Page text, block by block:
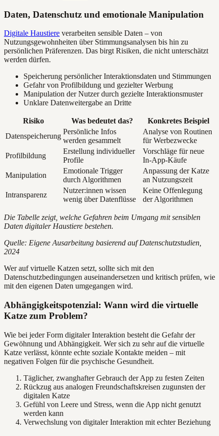
Daten, Datenschutz und emotionale Manipulation
Digitale Haustiere verarbeiten sensible Daten – von
Nutzungsgewohnheiten über Stimmungsanalysen bis hin zu
persönlichen Präferenzen. Das birgt Risiken, die nicht unterschätzt
werden dürfen.
Speicherung persönlicher Interaktionsdaten und Stimmungen
Gefahr von Profilbildung und gezielter Werbung
Manipulation der Nutzer durch gezielte Interaktionsmuster
Unklare Datenweitergabe an Dritte
Risiko Was bedeutet das?
Konkretes Beispiel
Datenspeicherung
Persönliche Infos
werden gesammelt
Analyse von Routinen
für Werbezwecke
Profilbildung
Erstellung individueller
Profile
Vorschläge für neue
In-App-Käufe
Manipulation
Emotionale Trigger
durch Algorithmen
Anpassung der Katze
an Nutzungszeit
Intransparenz
Nutzer:innen wissen
wenig über Datenflüsse
Keine Offenlegung
der Algorithmen
Die Tabelle zeigt, welche Gefahren beim Umgang mit sensiblen
Daten digitaler Haustiere bestehen.
Quelle: Eigene Ausarbeitung basierend auf Datenschutzstudien,
2024
Wer auf virtuelle Katzen setzt, sollte sich mit den
Datenschutzbedingungen auseinandersetzen und kritisch prüfen, wie
mit den eigenen Daten umgegangen wird.
Abhängigkeitspotenzial: Wann wird die virtuelle
Katze zum Problem?
Wie bei jeder Form digitaler Interaktion besteht die Gefahr der
Gewöhnung und Abhängigkeit. Wer sich zu sehr auf die virtuelle
Katze verlässt, könnte echte soziale Kontakte meiden – mit
negativen Folgen für die psychische Gesundheit.
Täglicher, zwanghafter Gebrauch der App zu festen Zeiten
Rückzug aus analogen Freundschaftskreisen zugunsten der
digitalen Katze
Gefühl von Leere und Stress, wenn die App nicht genutzt
werden kann
Verwechslung von digitaler Interaktion mit echter Beziehung